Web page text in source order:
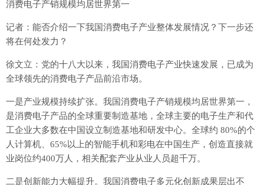
消费电子产销规模均居世界第一
记者：能否介绍一下我国消费电子产业整体发展情况？下一步还
将在何处发力？
徐文立：党的十八大以来，我国消费电子产业快速发展，已成为
全球领先的消费电子产品前沿市场。
一是产业规模持续扩张。我国消费电子产销规模均居世界第一，
是消费电子产品的全球重要制造基地，全球主要的电子生产和代
工企业大多数在中国设立制造基地和研发中心。全球约 80%的个
人计算机、65%以上的智能手机和彩电在中国生产，创造直接就
业岗位约400万人，相关配套产业从业人员超千万。
二是创新能力大幅提升。我国消费电子多元化创新成果层出不